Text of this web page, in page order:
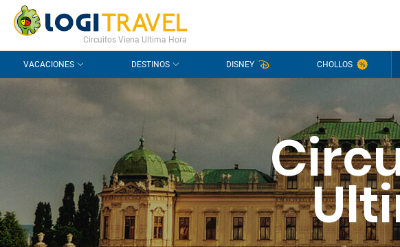
CONTACTO PREGUNTAS FRECUENTES
Circuitos Viena Ultima Hora
VACACIONES DESTINOS DISNEY CHOLLOS